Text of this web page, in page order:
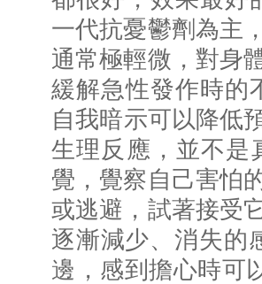
一代抗憂鬱劑為主
通常極輕微，對身
緩解急性發作時的
自我暗示可以降低
生理反應，並不是
覺，覺察自己害怕
或逃避，試著接受
逐漸減少、消失的
邊，感到擔心時可